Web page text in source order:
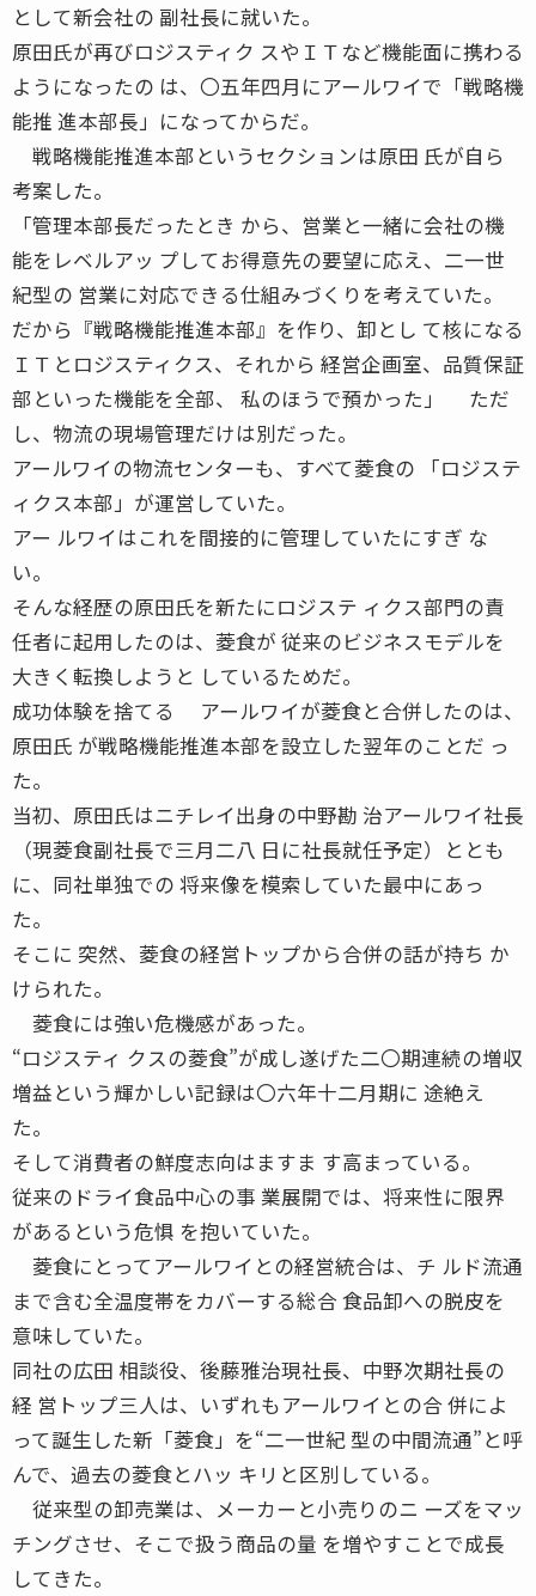
として新会社の 副社長に就いた。
原田氏が再びロジスティク スやＩＴなど機能面に携わる
ようになったの は、〇五年四月にアールワイで「戦略機
能推 進本部長」になってからだ。
戦略機能推進本部というセクションは原田 氏が自ら
考案した。
「管理本部長だったとき から、営業と一緒に会社の機
能をレベルアッ プしてお得意先の要望に応え、二一世
紀型の 営業に対応できる仕組みづくりを考えていた。
だから『戦略機能推進本部』を作り、卸とし て核になる
ＩＴとロジスティクス、それから 経営企画室、品質保証
部といった機能を全部、 私のほうで預かった」 ただ
し、物流の現場管理だけは別だった。
アールワイの物流センターも、すべて菱食の 「ロジステ
ィクス本部」が運営していた。
アー ルワイはこれを間接的に管理していたにすぎ な
い。
そんな経歴の原田氏を新たにロジステ ィクス部門の責
任者に起用したのは、菱食が 従来のビジネスモデルを
大きく転換しようと しているためだ。
成功体験を捨てる アールワイが菱食と合併したのは、
原田氏 が戦略機能推進本部を設立した翌年のことだ っ
た。
当初、原田氏はニチレイ出身の中野勘 治アールワイ社長
（現菱食副社長で三月二八 日に社長就任予定）ととも
に、同社単独での 将来像を模索していた最中にあっ
た。
そこに 突然、菱食の経営トップから合併の話が持ち か
けられた。
菱食には強い危機感があった。
“ロジスティ クスの菱食”が成し遂げた二〇期連続の増収
増益という輝かしい記録は〇六年十二月期に 途絶え
た。
そして消費者の鮮度志向はますま す高まっている。
従来のドライ食品中心の事 業展開では、将来性に限界
があるという危惧 を抱いていた。
菱食にとってアールワイとの経営統合は、チ ルド流通
まで含む全温度帯をカバーする総合 食品卸への脱皮を
意味していた。
同社の広田 相談役、後藤雅治現社長、中野次期社長の
経 営トップ三人は、いずれもアールワイとの合 併によ
って誕生した新「菱食」を“二一世紀 型の中間流通”と呼
んで、過去の菱食とハッ キリと区別している。
従来型の卸売業は、メーカーと小売りのニ ーズをマッ
チングさせ、そこで扱う商品の量 を増やすことで成長
してきた。